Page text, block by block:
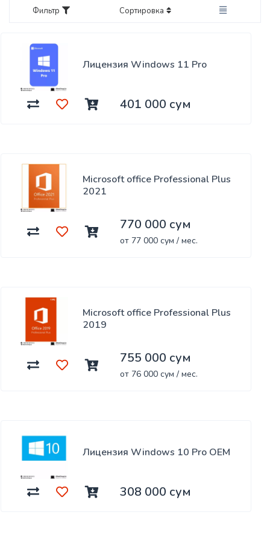
Фильтр Сортировка
Лицензия Windows 11 Pro
401 000 сум
Microsoft office Professional Plus
2021
770 000 сум
от 77 000 сум / мес.
Microsoft office Professional Plus
2019
755 000 сум
от 76 000 сум / мес.
Лицензия Windows 10 Pro OEM
308 000 сум